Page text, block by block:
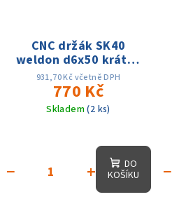
CNC držák SK40
weldon d6x50 krátký
DIN69871 AD
931,70 Kč včetně DPH
770 Kč
Skladem(2 ks)
+
−
DO
KOŠÍKU
−